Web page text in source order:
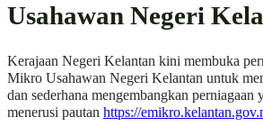
Usahawan Negeri
Kerajaan Negeri Kelantan kini membuka
Mikro Usahawan Negeri Kelantan untuk
dan sederhana mengembangkan perniagaan
menerusi pautan https://